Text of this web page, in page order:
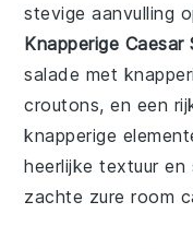
stevige aanvulling
Knapperige Caesar
salade met
croutons, en een
knapperige
heerlijke textuur
zachte zure room